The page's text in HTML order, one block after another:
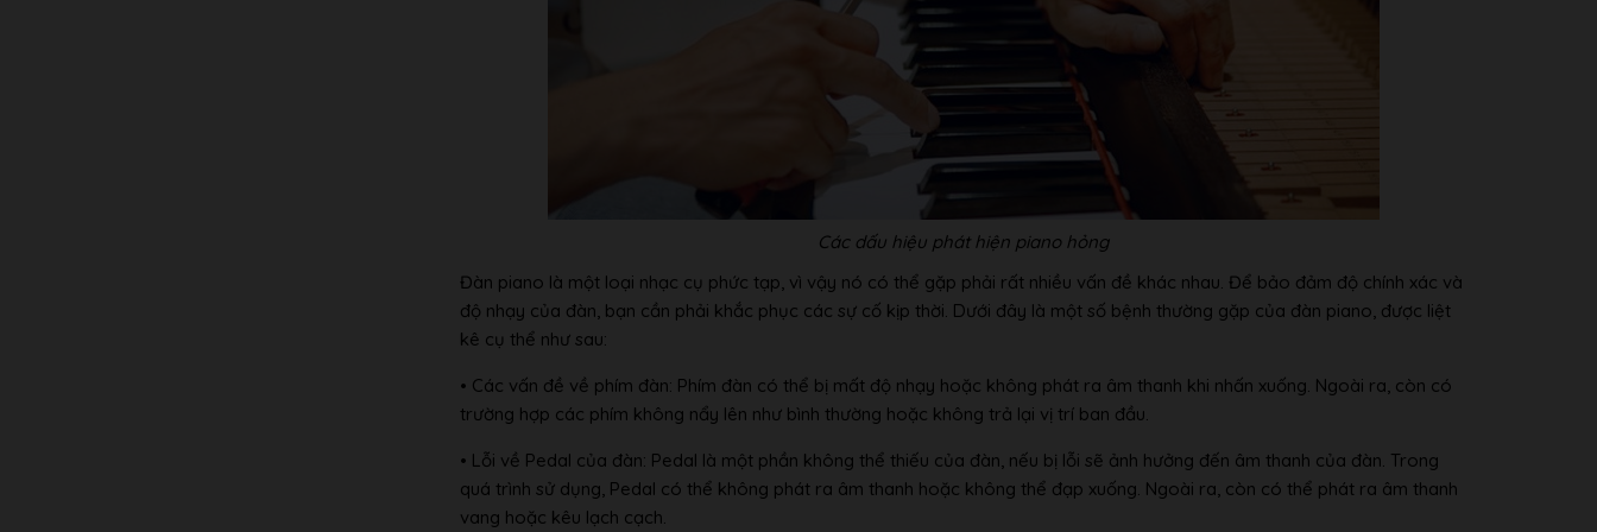
Các dấu hiệu phát hiện piano hỏng
Đàn piano là một loại nhạc cụ phức tạp, vì vậy nó có thể gặp phải rất nhiều vấn đề khác nhau. Để bảo đảm độ chính xác và
độ nhạy của đàn, bạn cần phải khắc phục các sự cố kịp thời. Dưới đây là một số bệnh thường gặp của đàn piano, được liệt
kê cụ thể như sau:
• Các vấn đề về phím đàn: Phím đàn có thể bị mất độ nhạy hoặc không phát ra âm thanh khi nhấn xuống. Ngoài ra, còn có
trường hợp các phím không nẩy lên như bình thường hoặc không trả lại vị trí ban đầu.
• Lỗi về Pedal của đàn: Pedal là một phần không thể thiếu của đàn, nếu bị lỗi sẽ ảnh hưởng đến âm thanh của đàn. Trong
quá trình sử dụng, Pedal có thể không phát ra âm thanh hoặc không thể đạp xuống. Ngoài ra, còn có thể phát ra âm thanh
vang hoặc kêu lạch cạch.